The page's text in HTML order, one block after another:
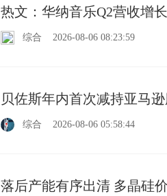
热文：华纳音乐Q2营收增
综合 2026-08-06 08:23:59
贝佐斯年内首次减持亚马
综合 2026-08-06 05:58:44
落后产能有序出清 多晶硅